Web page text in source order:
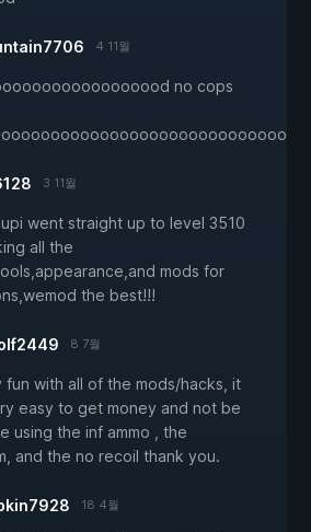
4 11월
no cops
3 11월
went straight up to level 3510
all the
mods for
the best!!!
8 7월
fun with all of the mods/hacks, it
easy to get money and not be
using the inf ammo , the
and the no recoil thank you.
18 4월